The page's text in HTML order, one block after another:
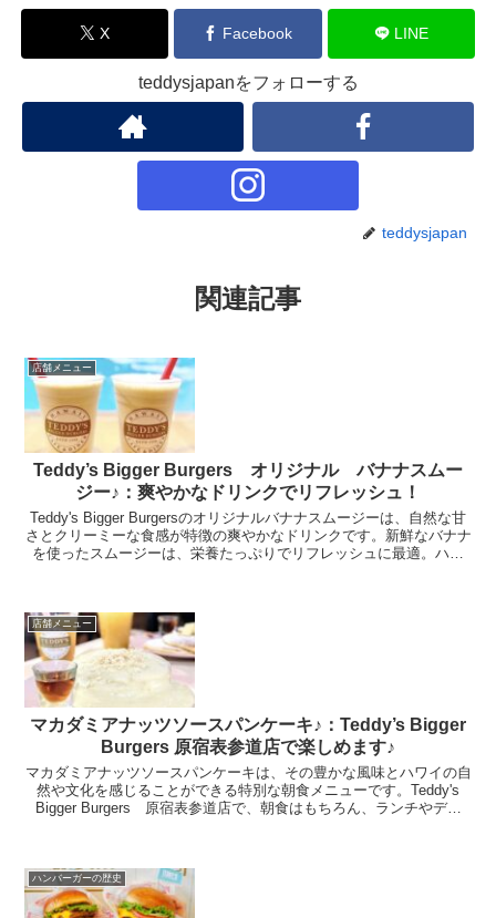
X Facebook LINE
teddysjapanをフォローする
teddysjapan
関連記事
店舗メニュー
Teddy’s Bigger Burgers オリジナル バナナスムー
ジー♪：爽やかなドリンクでリフレッシュ！
Teddy's Bigger Burgersのオリジナルバナナスムージーは、自然な甘
さとクリーミーな食感が特徴の爽やかなドリンクです。新鮮なバナナ
を使ったスムージーは、栄養たっぷりでリフレッシュに最適。ハン
店舗メニュー
マカダミアナッツソースパンケーキ♪：Teddy’s Bigger
Burgers 原宿表参道店で楽しめます♪
マカダミアナッツソースパンケーキは、その豊かな風味とハワイの自
然や文化を感じることができる特別な朝食メニューです。Teddy's
Bigger Burgers 原宿表参道店で、朝食はもちろん、ランチやディ
ハンバーガーの歴史